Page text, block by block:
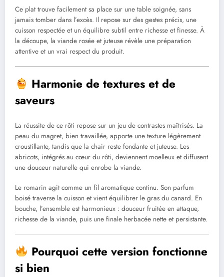
Ce plat trouve facilement sa place sur une table soignée, sans
jamais tomber dans l’excès. Il repose sur des gestes précis, une
cuisson respectée et un équilibre subtil entre richesse et finesse. À
la découpe, la viande rosée et juteuse révèle une préparation
attentive et un vrai respect du produit.
Harmonie de textures et de
saveurs
La réussite de ce rôti repose sur un jeu de contrastes maîtrisés. La
peau du magret, bien travaillée, apporte une texture légèrement
croustillante, tandis que la chair reste fondante et juteuse. Les
abricots, intégrés au cœur du rôti, deviennent moelleux et diffusent
une douceur naturelle qui enrobe la viande.
Le romarin agit comme un fil aromatique continu. Son parfum
boisé traverse la cuisson et vient équilibrer le gras du canard. En
bouche, l’ensemble est harmonieux : douceur fruitée en attaque,
richesse de la viande, puis une finale herbacée nette et persistante.
Pourquoi cette version fonctionne
si bien